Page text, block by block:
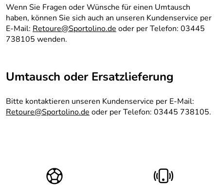
Wenn Sie Fragen oder Wünsche für einen Umtausch
haben, können Sie sich auch an unseren Kundenservice per
E-Mail: Retoure@Sportolino.de oder per Telefon: 03445
738105 wenden.
Umtausch oder Ersatzlieferung
Bitte kontaktieren unseren Kundenservice per E-Mail:
Retoure@Sportolino.de oder per Telefon: 03445 738105.